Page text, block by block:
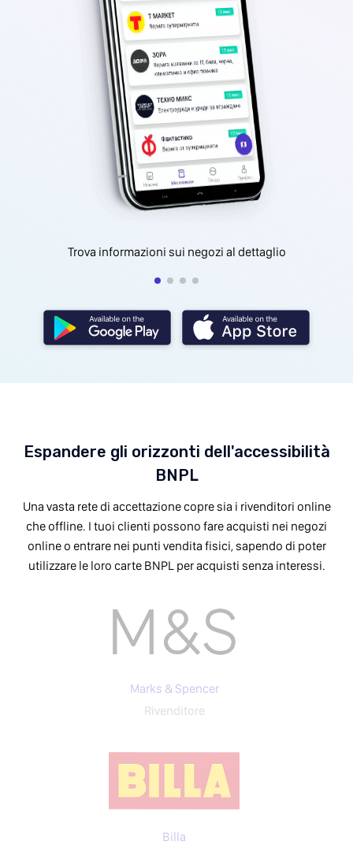
Trova informazioni sui negozi al dettaglio
Espandere gli orizzonti dell'accessibilità
BNPL
Una vasta rete di accettazione copre sia i rivenditori online
che offline. I tuoi clienti possono fare acquisti nei negozi
online o entrare nei punti vendita fisici, sapendo di poter
utilizzare le loro carte BNPL per acquisti senza interessi.
Marks & Spencer
Rivenditore
Billa